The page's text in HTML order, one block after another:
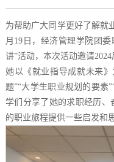
为帮助广大同学更好了解就
月19日，经济管理学院团
讲”活动，本次活动邀请
她以《就业指导成就未来
题”“大学生职业规划的要素
学们分享了她的求职经历、
的职业旅程提供一些启发和